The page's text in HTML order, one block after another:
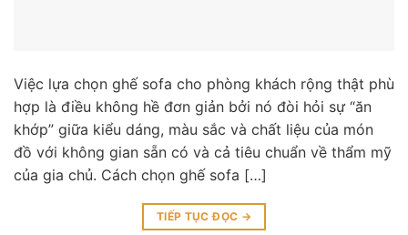
Việc lựa chọn ghế sofa cho phòng khách rộng thật phù
hợp là điều không hề đơn giản bởi nó đòi hỏi sự “ăn
khớp” giữa kiểu dáng, màu sắc và chất liệu của món
đồ với không gian sẵn có và cả tiêu chuẩn về thẩm mỹ
của gia chủ. Cách chọn ghế sofa […]
TIẾP TỤC ĐỌC →